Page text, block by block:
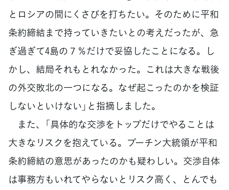
とロシアの間にくさびを打ちたい。そのために平和
条約締結まで持っていきたいとの考えだったが、急
ぎ過ぎて4島の７％だけで妥協したことになる。し
かし、結局それもとれなかった。これは大きな戦後
の外交敗北の一つになる。なぜ起こったのかを検証
しないといけない」と指摘しました。
また、「具体的な交渉をトップだけでやることは
大きなリスクを抱えている。プーチン大統領が平和
条約締結の意思があったのかも疑わしい。交渉自体
は事務方もいれてやらないとリスク高く、とんでも